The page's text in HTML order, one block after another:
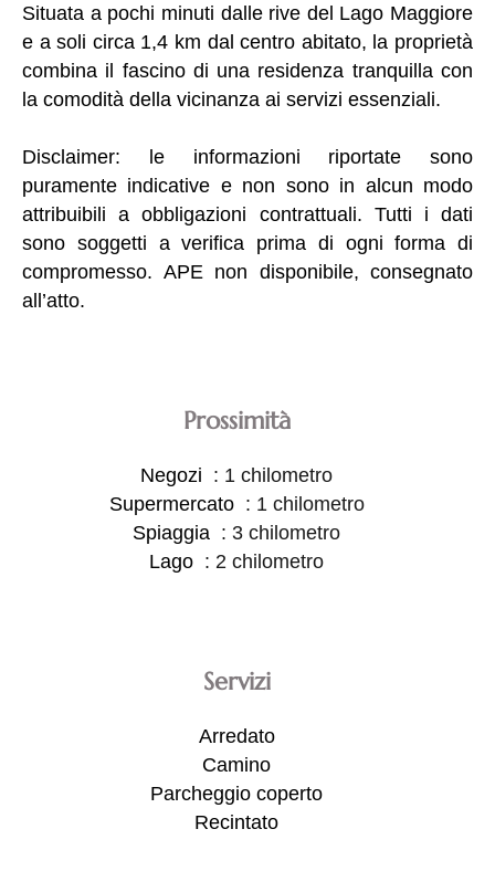
Situata a pochi minuti dalle rive del Lago Maggiore
e a soli circa 1,4 km dal centro abitato, la proprietà
combina il fascino di una residenza tranquilla con
la comodità della vicinanza ai servizi essenziali.
Disclaimer: le informazioni riportate sono
puramente indicative e non sono in alcun modo
attribuibili a obbligazioni contrattuali. Tutti i dati
sono soggetti a verifica prima di ogni forma di
compromesso. APE non disponibile, consegnato
all’atto.
Prossimità
Negozi
1 chilometro
Supermercato
1 chilometro
Spiaggia
3 chilometro
Lago
2 chilometro
Servizi
Arredato
Camino
Parcheggio coperto
Recintato